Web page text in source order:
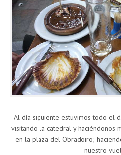
Al día siguiente estuvimos todo el
visitando la catedral y haciéndonos
en la plaza del Obradoiro;
nuestro